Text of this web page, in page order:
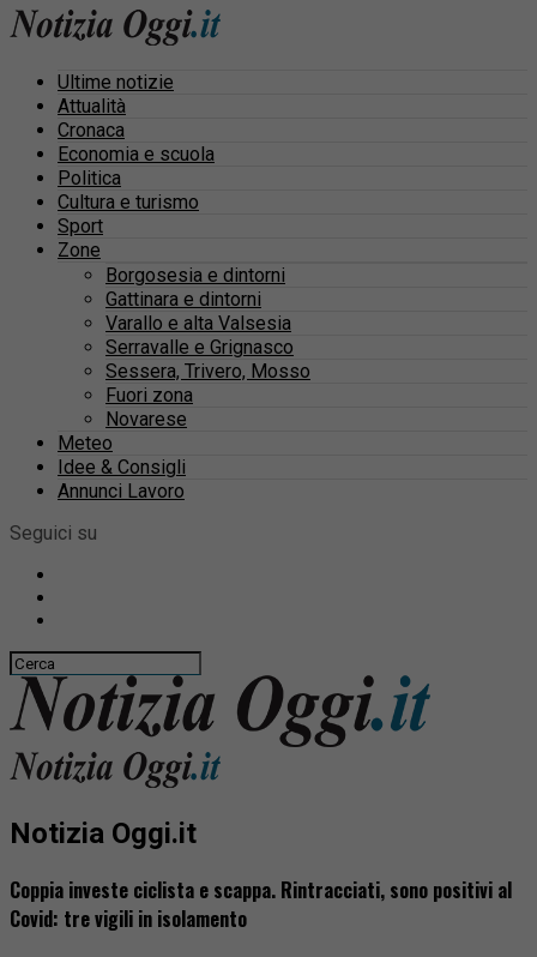
Ultime notizie
Attualità
Cronaca
Economia e scuola
Politica
Cultura e turismo
Sport
Zone
Borgosesia e dintorni
Gattinara e dintorni
Varallo e alta Valsesia
Serravalle e Grignasco
Sessera, Trivero, Mosso
Fuori zona
Novarese
Meteo
Idee & Consigli
Annunci Lavoro
Seguici su
Notizia Oggi.it
Coppia investe ciclista e scappa. Rintracciati, sono positivi al
Covid: tre vigili in isolamento